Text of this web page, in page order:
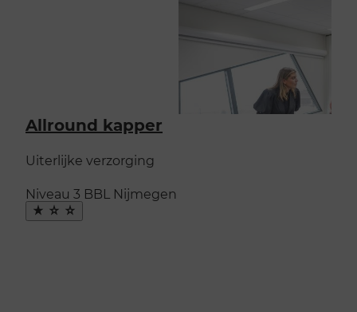
Allround kapper
Uiterlijke verzorging
Niveau 3 BBL Nijmegen
Maak
favoriet